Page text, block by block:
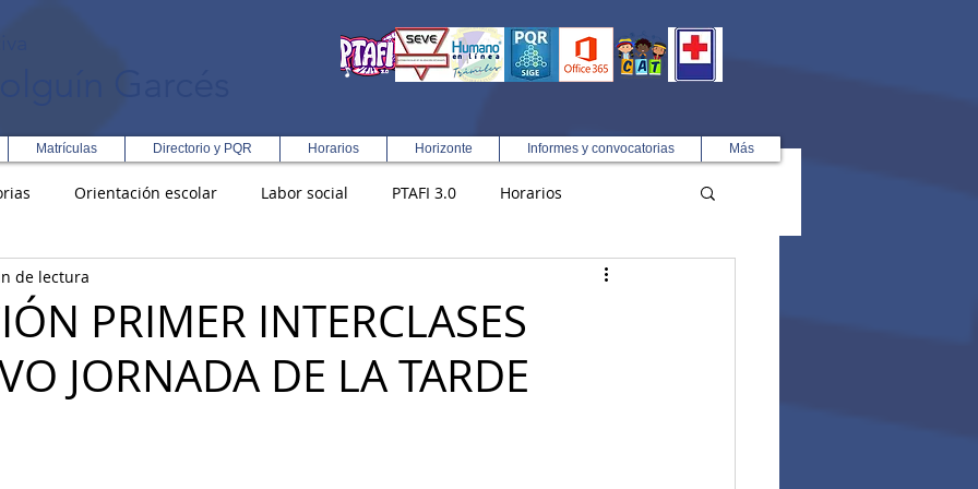
Matrículas Directorio y PQR Horarios Horizonte Informes y convocatorias Más
Orientación escolar Labor social PTAFI 3.0 Horarios
Integral en Turismo
Rectoría Democracia
PRIMER INTERCLASES
JORNADA DE LA TARDE
de lectura